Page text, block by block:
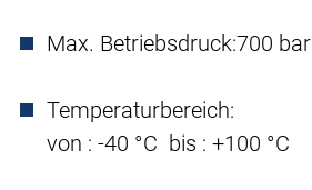
Max. Betriebsdruck:700 bar
Temperaturbereich:
von : -40 °C bis : +100 °C